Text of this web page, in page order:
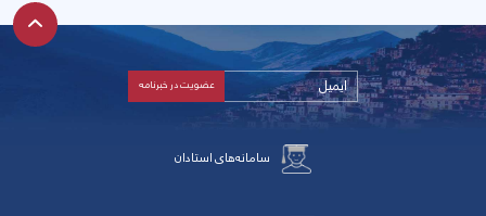
سامانه‌های استادان